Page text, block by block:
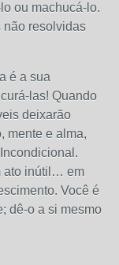
ou machucá-lo.
não resolvidas
é a sua
las! Quando
​​deixarão
mente e alma,
ato inútil… em
Você é
dê-o a si mesmo